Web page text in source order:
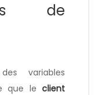
de
variables
que le client